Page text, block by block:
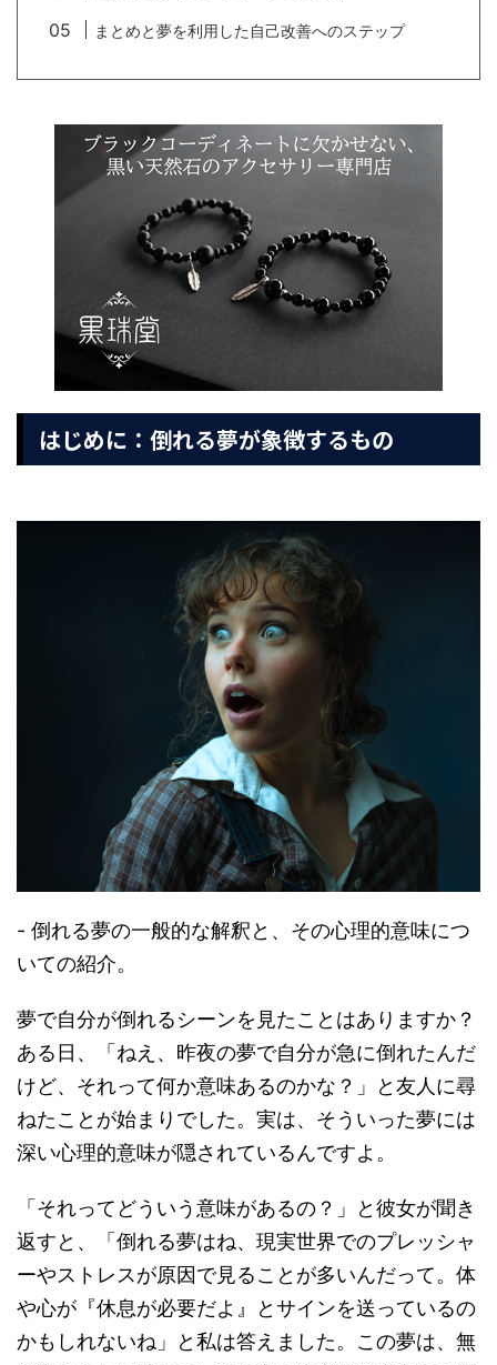
まとめと夢を利用した自己改善へのステップ
はじめに：倒れる夢が象徴するもの
- 倒れる夢の一般的な解釈と、その心理的意味につ
いての紹介。
夢で自分が倒れるシーンを見たことはありますか？
ある日、「ねえ、昨夜の夢で自分が急に倒れたんだ
けど、それって何か意味あるのかな？」と友人に尋
ねたことが始まりでした。実は、そういった夢には
深い心理的意味が隠されているんですよ。
「それってどういう意味があるの？」と彼女が聞き
返すと、「倒れる夢はね、現実世界でのプレッシャ
ーやストレスが原因で見ることが多いんだって。体
や心が『休息が必要だよ』とサインを送っているの
かもしれないね」と私は答えました。この夢は、無